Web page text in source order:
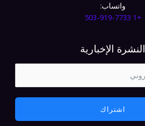
واتساب:
+1 503-919-7733​
النشرة الإخبارية
اشتراك